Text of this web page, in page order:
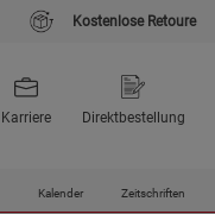
Kostenlose Retoure
Karriere Direktbestellung
Kalender Zeitschriften